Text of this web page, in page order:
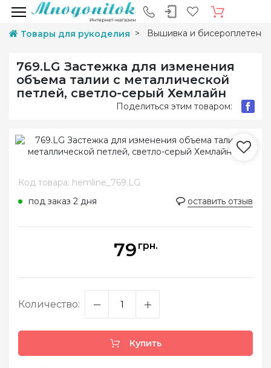
Товары для рукоделия Вышивка и
769.LG Застежка для изменения
объема талии с металлической
петлей, светло-серый Хемлайн
Поделиться этим товаром:
Код товара: hemline_769.LG
под заказ 2 дня
оставить отзыв
79 грн.
Количество:
Купить